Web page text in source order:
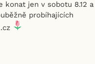
konat jen v sobotu 8.12 a
probíhajících